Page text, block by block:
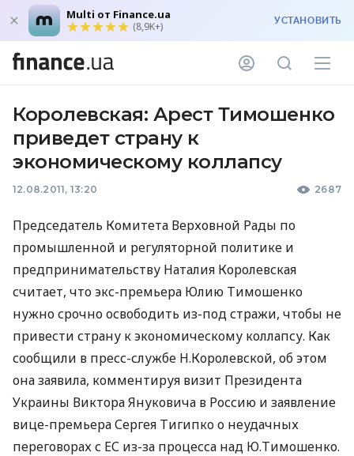
Multi от Finance.ua
(8,9K+) УСТАНОВИТЬ
Королевская: Арест Тимошенко
приведет страну к
экономическому коллапсу
12.08.2011, 13:20 2687
Председатель Комитета Верховной Рады по
промышленной и регуляторной политике и
предпринимательству Наталия Королевская
считает, что экс-премьера Юлию Тимошенко
нужно срочно освободить из-под стражи, чтобы не
привести страну к экономическому коллапсу. Как
сообщили в пресс-службе Н.Королевской, об этом
она заявила, комментируя визит Президента
Украины Виктора Януковича в Россию и заявление
вице-премьера Сергея Тигипко о неудачных
переговорах с ЕС из-за процесса над Ю.Тимошенко.